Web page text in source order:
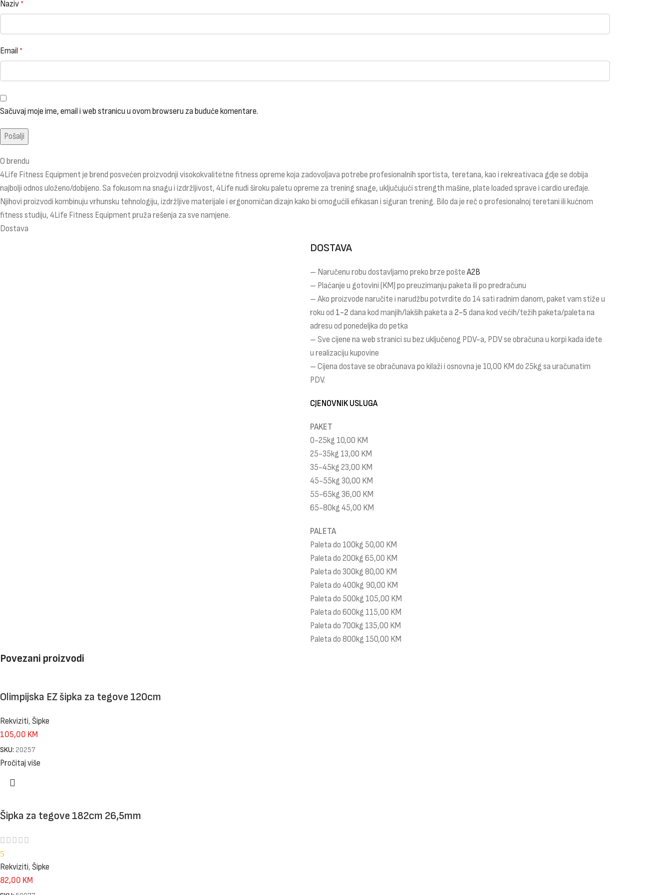
Naziv *
Email *
Sačuvaj moje ime, email i web stranicu u ovom browseru za buduće komentare.
O brendu
4Life Fitness Equipment je brend posvećen proizvodnji visokokvalitetne fitness opreme koja zadovoljava potrebe profesionalnih sportista, teretana, kao i rekreativaca gdje se dobija
najbolji odnos uloženo/dobijeno. Sa fokusom na snagu i izdržljivost, 4Life nudi široku paletu opreme za trening snage, uključujući strength mašine, plate loaded sprave i cardio uređaje.
Njihovi proizvodi kombinuju vrhunsku tehnologiju, izdržljive materijale i ergonomičan dizajn kako bi omogućili efikasan i siguran trening. Bilo da je reč o profesionalnoj teretani ili kućnom
fitness studiju, 4Life Fitness Equipment pruža rešenja za sve namjene.
Dostava
DOSTAVA
– Naručenu robu dostavljamo preko brze pošte A2B
– Plaćanje u gotovini (KM) po preuzimanju paketa ili po predračunu
– Ako proizvode naručite i narudžbu potvrdite do 14 sati radnim danom, paket vam stiže u
roku od 1-2 dana kod manjih/lakših paketa a 2-5 dana kod većih/težih paketa/paleta na
adresu od ponedeljka do petka
– Sve cijene na web stranici su bez uključenog PDV-a, PDV se obračuna u korpi kada idete
u realizaciju kupovine
– Cijena dostave se obračunava po kilaži i osnovna je 10,00 KM do 25kg sa uračunatim
PDV.
CJENOVNIK USLUGA
PAKET
0-25kg 10,00 KM
25-35kg 13,00 KM
35-45kg 23,00 KM
45-55kg 30,00 KM
55-65kg 36,00 KM
65-80kg 45,00 KM
PALETA
Paleta do 100kg 50,00 KM
Paleta do 200kg 65,00 KM
Paleta do 300kg 80,00 KM
Paleta do 400kg 90,00 KM
Paleta do 500kg 105,00 KM
Paleta do 600kg 115,00 KM
Paleta do 700kg 135,00 KM
Paleta do 800kg 150,00 KM
Povezani proizvodi
Olimpijska EZ šipka za tegove 120cm
Rekviziti, Šipke
105,00 KM
SKU: 20257
Pročitaj više
Šipka za tegove 182cm 26,5mm
5
Rekviziti, Šipke
82,00 KM